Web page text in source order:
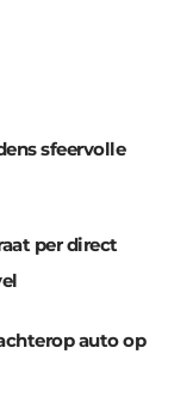
sfeervolle
per direct
auto op